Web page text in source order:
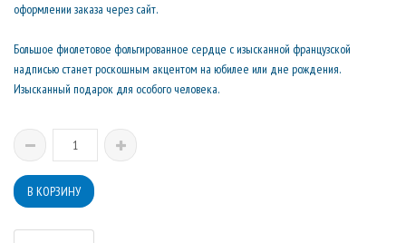
оформлении заказа через сайт.
Большое фиолетовое фольгированное сердце с изысканной французской
надписью станет роскошным акцентом на юбилее или дне рождения.
Изысканный подарок для особого человека.